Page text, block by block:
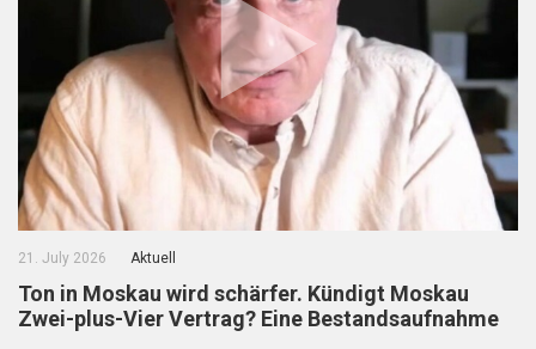
21. July 2026 Aktuell
Ton in Moskau wird schärfer. Kündigt Moskau
Zwei-plus-Vier Vertrag? Eine Bestandsaufnahme